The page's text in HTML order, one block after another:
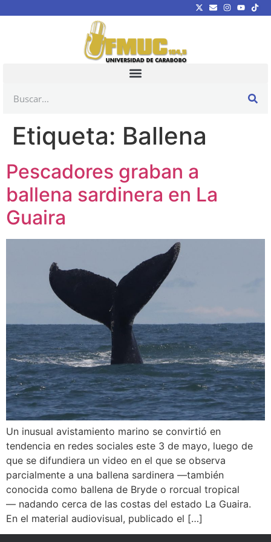
Etiqueta: Ballena
Pescadores graban a
ballena sardinera en La
Guaira
Un inusual avistamiento marino se convirtió en
tendencia en redes sociales este 3 de mayo, luego de
que se difundiera un video en el que se observa
parcialmente a una ballena sardinera —también
conocida como ballena de Bryde o rorcual tropical
— nadando cerca de las costas del estado La Guaira.
En el material audiovisual, publicado el […]